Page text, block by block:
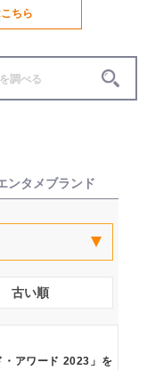
ちら
ンタメブランド
古い順
・アワード 2023」を